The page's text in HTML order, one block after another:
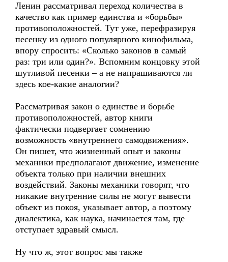
Ленин рассматривал переход количества в
качество как пример единства и «борьбы»
противоположностей. Тут уже, перефразируя
песенку из одного популярного кинофильма,
впору спросить: «Сколько законов в самый
раз: три или один?». Вспомним концовку этой
шутливой песенки – а не напрашиваются ли
здесь кое-какие аналогии?
Рассматривая закон о единстве и борьбе
противоположностей, автор книги
фактически подвергает сомнению
возможность «внутреннего самодвижения».
Он пишет, что жизненный опыт и законы
механики предполагают движение, изменение
объекта только при наличии внешних
воздействий. Законы механики говорят, что
никакие внутренние силы не могут вывести
объект из покоя, указывает автор, а поэтому
диалектика, как наука, начинается там, где
отступает здравый смысл.
Ну что ж, этот вопрос мы также